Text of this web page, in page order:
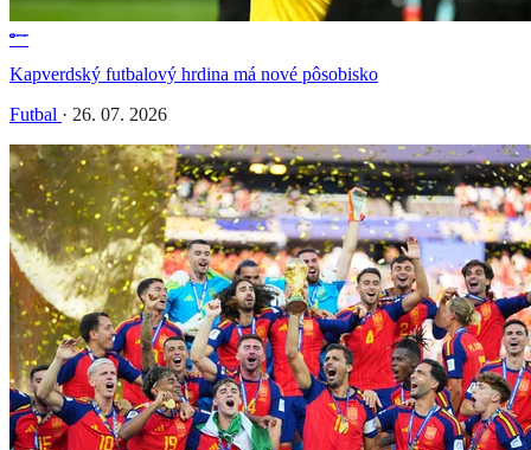
Kapverdský futbalový hrdina má nové pôsobisko
Futbal · 26. 07. 2026